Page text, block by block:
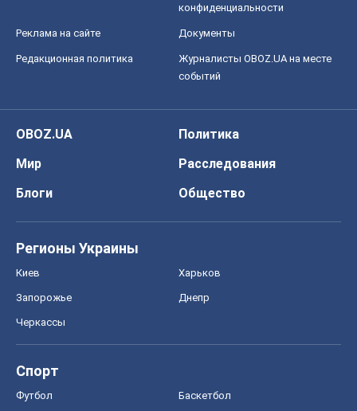
конфиденциальности
Реклама на сайте Документы
Редакционная политика
Журналисты OBOZ.UA на месте
событий
OBOZ.UA
Политика
Мир
Расследования
Блоги
Общество
Регионы Украины
Киев Харьков
Запорожье Днепр
Черкассы
Спорт
Футбол Баскетбол